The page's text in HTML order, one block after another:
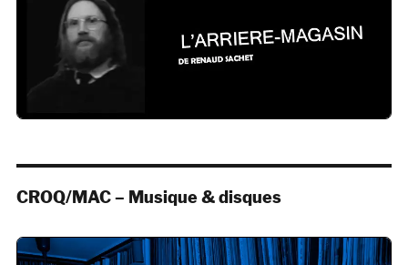
CROQ/MAC – Musique & disques